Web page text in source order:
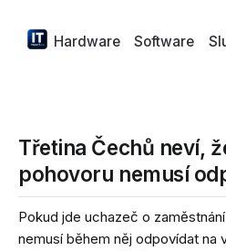
Hardware Software
Třetina Čechů neví,
pohovoru nemusí
Pokud jde uchazeč o
nemusí během něj odpovídat na